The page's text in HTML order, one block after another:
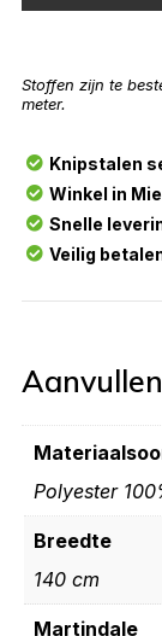
Stoffen zijn te
meter.
Knipstalen
Winkel in
Snelle
Veilig
Polyester
Breedte
140 cm
Martindale